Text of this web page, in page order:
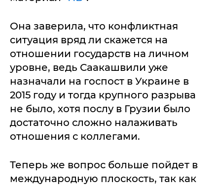
Она заверила, что конфликтная
ситуация вряд ли скажется на
отношении государств на личном
уровне, ведь Саакашвили уже
назначали на госпост в Украине в
2015 году и тогда крупного разрыва
не было, хотя послу в Грузии было
достаточно сложно налаживать
отношения с коллегами.
Теперь же вопрос больше пойдет в
международную плоскость, так как